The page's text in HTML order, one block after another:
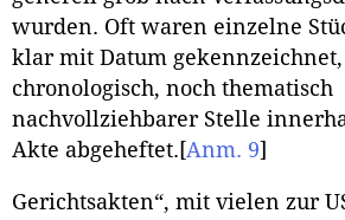
wurden. Oft waren einzelne
klar mit Datum
chronologisch, noch thematisch
nachvollziehbarer Stelle
Akte abgeheftet. [Anm. 9]
Gerichtsakten“, mit vielen zur